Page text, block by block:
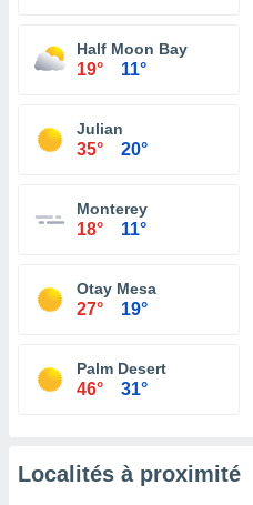
Half Moon Bay
19° 11°
Julian
35° 20°
Monterey
18° 11°
Otay Mesa
27° 19°
Palm Desert
46° 31°
Localités à proximité